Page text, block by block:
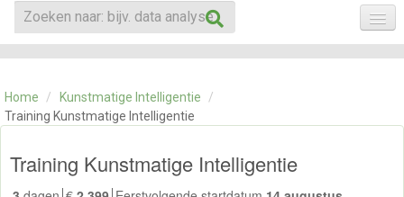
CATEGORIE
OVER ONS
CONTACT
Home / Kunstmatige Intelligentie
/
Training Kunstmatige Intelligentie
Training Kunstmatige Intelligentie